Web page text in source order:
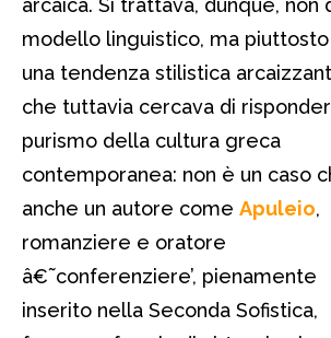
arcaica. Si trattava, dunque, non
modello linguistico, ma piuttosto
una tendenza stilistica
che tuttavia cercava di
purismo della cultura greca
contemporanea: non è un caso
anche un autore come Apuleio,
romanziere e oratore
â€˜conferenziere’, pienamente
inserito nella Seconda Sofistica,